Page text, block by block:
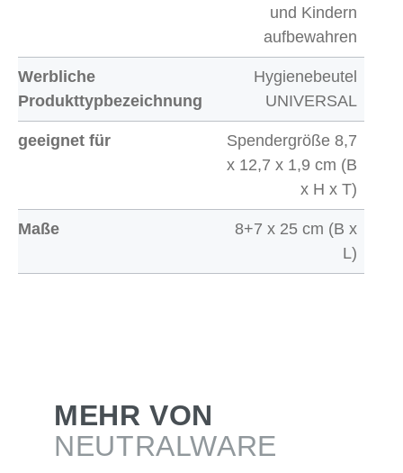
und Kindern
aufbewahren
Werbliche
Produkttypbezeichnung
Hygienebeutel
UNIVERSAL
geeignet für
Spendergröße 8,7
x 12,7 x 1,9 cm (B
x H x T)
Maße
8+7 x 25 cm (B x
L)
MEHR VON
NEUTRALWARE